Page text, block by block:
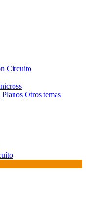
Circuito
Planos Otros temas